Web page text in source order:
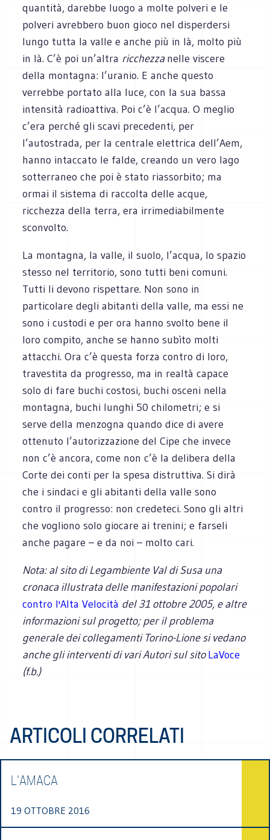
quantità, darebbe luogo a molte polveri e le
polveri avrebbero buon gioco nel disperdersi
lungo tutta la valle e anche più in là, molto più
in là. C’è poi un’altra ricchezzanelle viscere
della montagna: l’uranio. E anche questo
verrebbe portato alla luce, con la sua bassa
intensità radioattiva. Poi c’è l’acqua. O meglio
c’era perché gli scavi precedenti, per
l’autostrada, per la centrale elettrica dell’Aem,
hanno intaccato le falde, creando un vero lago
sotterraneo che poi è stato riassorbito; ma
ormai il sistema di raccolta delle acque,
ricchezza della terra, era irrimediabilmente
sconvolto.
La montagna, la valle, il suolo, l’acqua, lo spazio
stesso nel territorio, sono tutti beni comuni.
Tutti li devono rispettare. Non sono in
particolare degli abitanti della valle, ma essi ne
sono i custodi e per ora hanno svolto bene il
loro compito, anche se hanno subìto molti
attacchi. Ora c’è questa forza contro di loro,
travestita da progresso, ma in realtà capace
solo di fare buchi costosi, buchi osceni nella
montagna, buchi lunghi 50 chilometri; e si
serve della menzogna quando dice di avere
ottenuto l’autorizzazione del Cipe che invece
non c’è ancora, come non c’è la delibera della
Corte dei conti per la spesa distruttiva. Si dirà
che i sindaci e gli abitanti della valle sono
contro il progresso: non credeteci. Sono gli altri
che vogliono solo giocare ai trenini; e farseli
anche pagare – e da noi – molto cari.
Nota: al sito di Legambiente Val di Susa una
cronaca illustrata delle manifestazioni popolari
contro l'Alta Velocità del 31 ottobre 2005, e altre
informazioni sul progetto; per il problema
generale dei collegamenti Torino-Lione si vedano
anche gli interventi di vari Autori sul sitoLaVoce
(f.b.)
ARTICOLI CORRELATI
L'AMACA
19 OTTOBRE 2016